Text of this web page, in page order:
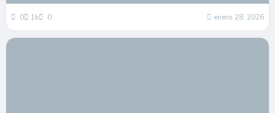
0 1k 0 enero 28, 2026